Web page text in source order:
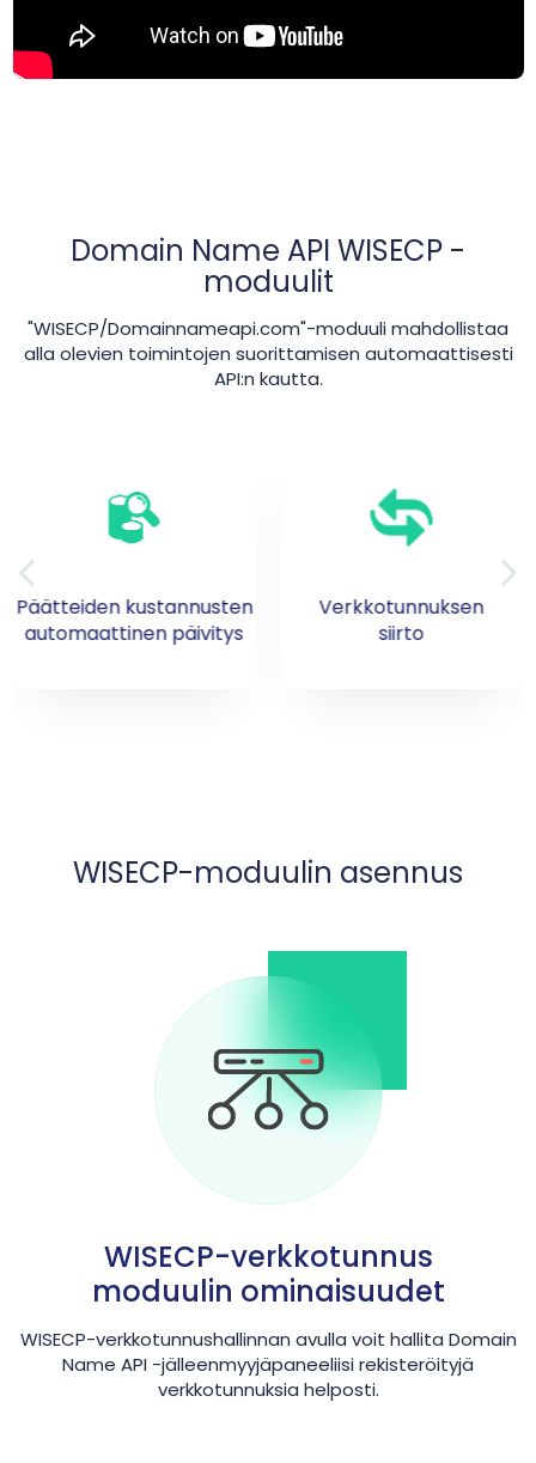
Domain Name API WISECP -
moduulit
"WISECP/Domainnameapi.com"-moduuli mahdollistaa
alla olevien toimintojen suorittamisen automaattisesti
API:n kautta.
Verkkotunnuksen
siirto
Verkkotunnuksen
uusiminen
WISECP-moduulin asennus
WISECP-verkkotunnus
moduulin ominaisuudet
WISECP-verkkotunnushallinnan avulla voit hallita Domain
Name API -jälleenmyyjäpaneeliisi rekisteröityjä
verkkotunnuksia helposti.